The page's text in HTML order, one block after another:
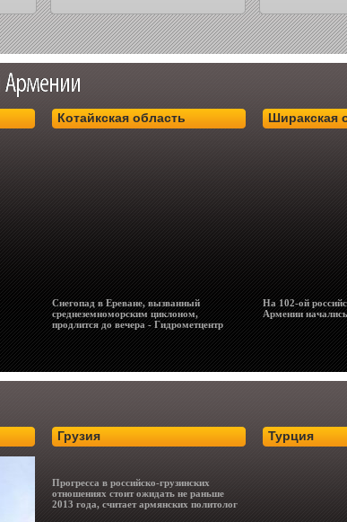
Котайкская область
Снегопад в Ереване, вызванный
среднеземноморским циклоном,
продлится до вечера - Гидрометцентр
Ширакская
На 102-ой
Армении
Грузия
Прогресса в российско-грузинских
отношениях стоит ожидать не раньше
2013 года, считает армянских политолог
Турция